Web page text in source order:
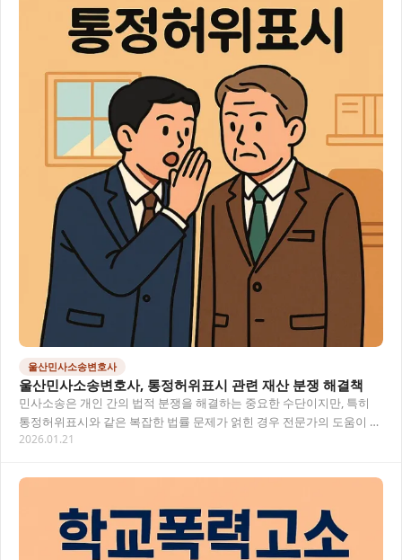
울산민사소송변호사
울산민사소송변호사, 통정허위표시 관련 재산 분쟁 해결책
민사소송은 개인 간의 법적 분쟁을 해결하는 중요한 수단이지만, 특히
통정허위표시와 같은 복잡한 법률 문제가 얽힌 경우 전문가의 도움이 필
요해요. 울산에서 민사소송을 준비 중이라면,…
2026.01.21